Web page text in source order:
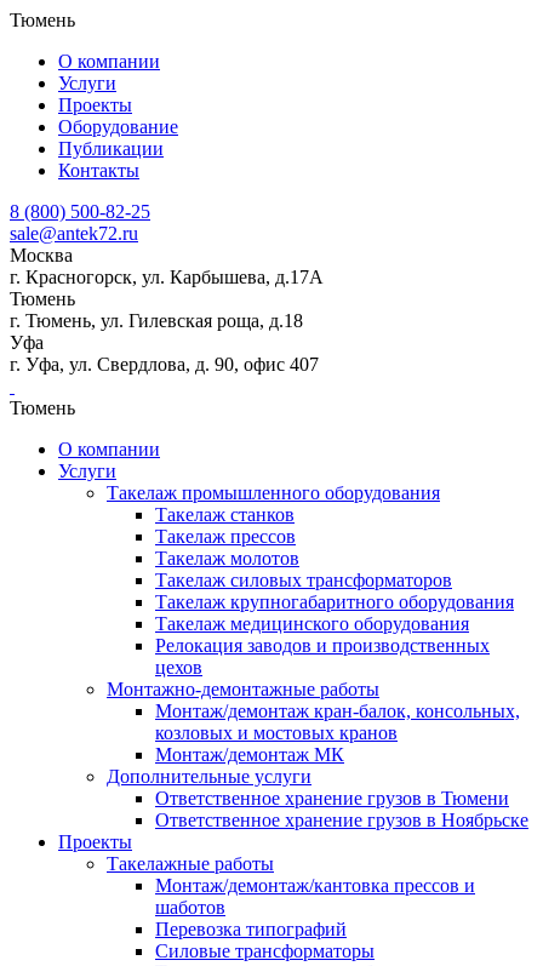
Тюмень
О компании
Услуги
Проекты
Оборудование
Публикации
Контакты
8 (800) 500-82-25
sale@antek72.ru
Москва
г. Красногорск, ул. Карбышева, д.17А
Тюмень
г. Тюмень, ул. Гилевская роща, д.18
Уфа
г. Уфа, ул. Свердлова, д. 90, офис 407
Тюмень
О компании
Услуги
Такелаж промышленного оборудования
Такелаж станков
Такелаж прессов
Такелаж молотов
Такелаж силовых трансформаторов
Такелаж крупногабаритного оборудования
Такелаж медицинского оборудования
Релокация заводов и производственных
цехов
Монтажно-демонтажные работы
Монтаж/демонтаж кран-балок, консольных,
козловых и мостовых кранов
Монтаж/демонтаж МК
Дополнительные услуги
Ответственное хранение грузов в Тюмени
Ответственное хранение грузов в Ноябрьске
Проекты
Такелажные работы
Монтаж/демонтаж/кантовка прессов и
шаботов
Перевозка типографий
Силовые трансформаторы